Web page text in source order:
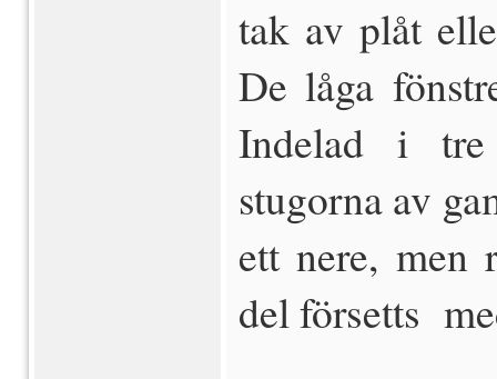
tak av plåt
De låga
Indelad i tre
stugorna av
ett nere, men
del försetts